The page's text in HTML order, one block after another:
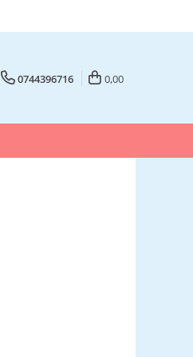
0744396716 0,00